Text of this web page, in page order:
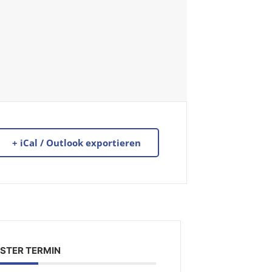
+ iCal / Outlook exportieren
TERMIN